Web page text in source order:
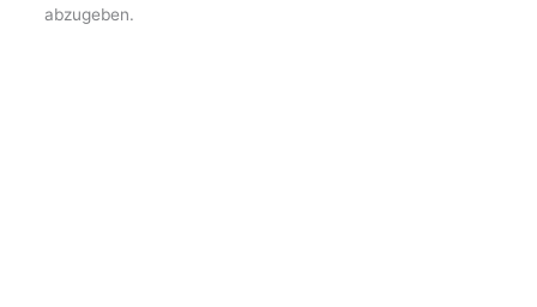
abzugeben.